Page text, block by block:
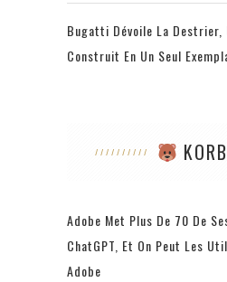
Bugatti Dévoile La Destrier,
Construit En Un Seul
Adobe Met Plus De 70 De
ChatGPT, Et On Peut Les
Adobe